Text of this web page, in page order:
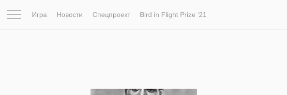
Игра Новости Спецпроект Bird in Flight Prize ‘21